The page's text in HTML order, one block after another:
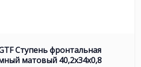
Ступень фронтальная
матовый 40,2x34x0,8